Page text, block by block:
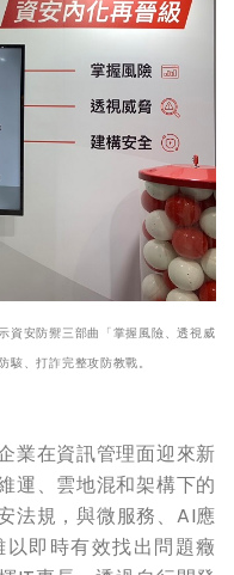
資安防禦三部曲「掌握風險、透視威
、打詐完整攻防教戰。
業在資訊管理面迎來新
運、雲地混和架構下的
法規，與微服務、AI應
即時有效找出問題癥